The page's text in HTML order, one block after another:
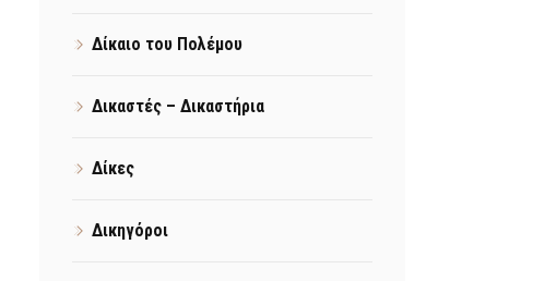
Δίκαιο του Πολέμου
Δικαστές – Δικαστήρια
Δίκες
Δικηγόροι